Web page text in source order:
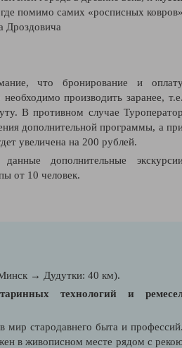
помимо самих «росписных
Дроздовича
что бронирование и
производить заранее,
В противном случае
дополнительной программы, а
увеличена на 200 рублей.
дополнительные
от 10 человек.
→ Дудутки: 40 км).
технологий и
мир стародавнего быта и
в живописном месте рядом с